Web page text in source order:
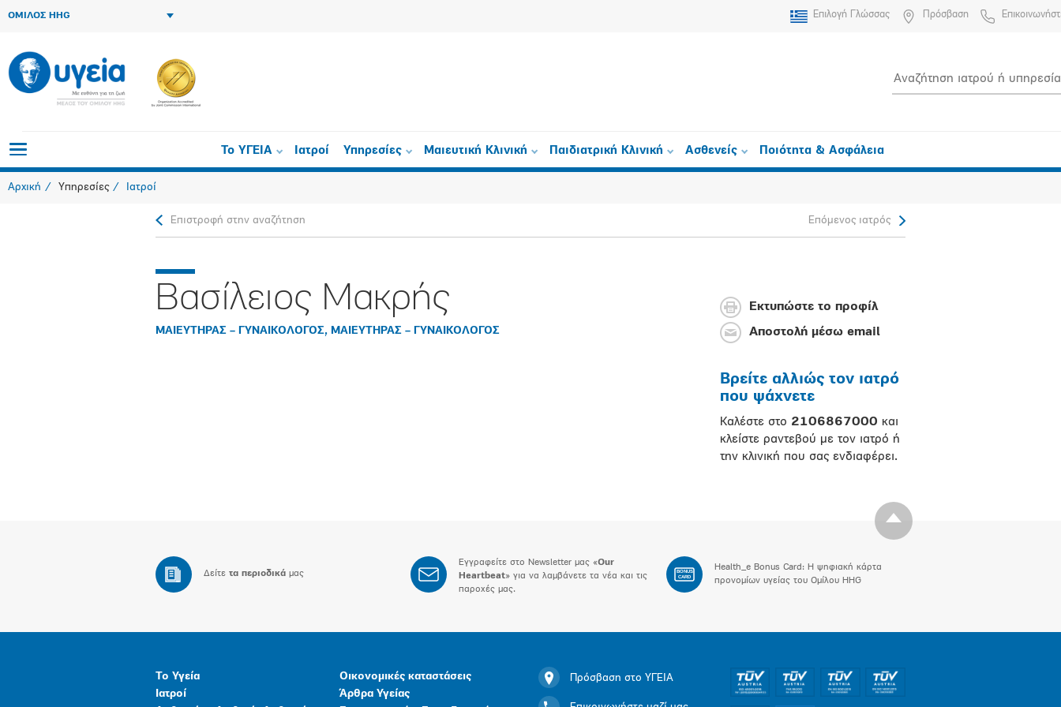
ΟΜΙΛΟΣ HHG Επιλογή Γλώσσας Πρόσβαση
Το ΥΓΕΙΑ Ιατροί Υπηρεσίες Μαιευτική Κλινική Παιδιατρική Κλινική Ασθενείς Ποιότητα & Ασφάλεια
Αρχική Υπηρεσίες Ιατροί
Επιστροφή στην αναζήτηση Επόμενος ιατρός
Βασίλειος Μακρής
ΜΑΙΕΥΤΗΡΑΣ – ΓΥΝΑΙΚΟΛΟΓΟΣ, ΜΑΙΕΥΤΗΡΑΣ – ΓΥΝΑΙΚΟΛΟΓΟΣ
Εκτυπώστε το προφίλ
Αποστολή μέσω email
Βρείτε αλλιώς τον ιατρό
που ψάχνετε
Καλέστε στο 2106867000 και
κλείστε ραντεβού με τον ιατρό ή
την κλινική που σας ενδιαφέρει.
Δείτε τα περιοδικά μας
Εγγραφείτε στο Newsletter μας «Our
Heartbeat» για να λαμβάνετε τα νέα και τις
παροχές μας.
BONUS
CARD
Health_e Bonus Card: H ψηφιακή κάρτα
προνομίων υγείας του Ομίλου HHG
Το Υγεία
Ιατροί
Οικονομικές καταστάσεις
Άρθρα Υγείας
Πρόσβαση στο ΥΓΕΙΑ